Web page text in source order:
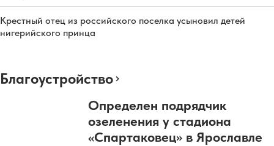
Крестный отец из российского поселка усыновил детей
нигерийского принца
Благоустройство
Определен подрядчик
озеленения у стадиона
«Спартаковец» в Ярославле